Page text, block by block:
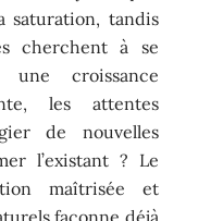
saturation, tandis
cherchent à se
une croissance
les attentes
de nouvelles
l’existant ? Le
maîtrisée et
façonne déjà